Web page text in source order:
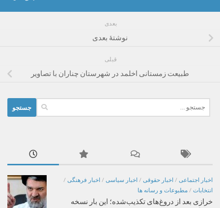
بعدی
نوشتهٔ بعدی
قبلی
طبیعت زمستانی اخلمد در شهرستان چناران با تصاویر
برای:
اخبار اجتماعی / اخبار حقوقی / اخبار سیاسی / اخبار فرهنگی /
انتخابات / مطبوعات و رسانه ها
خرازی بعد از دروغ‌های تکذیب‌شده؛ این بار نسخه